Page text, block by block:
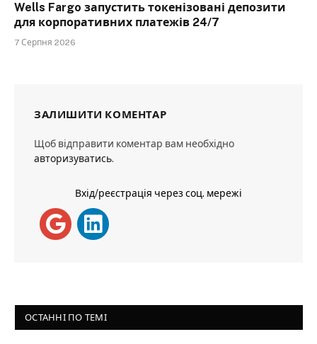
Wells Fargo запустить токенізовані депозити
для корпоративних платежів 24/7
7 Серпня 2026
ЗАЛИШИТИ КОМЕНТАР
Щоб відправити коментар вам необхідно
авторизуватись.
Вхід/реєстрація через соц. мережі
ОСТАННІ ПО ТЕМІ